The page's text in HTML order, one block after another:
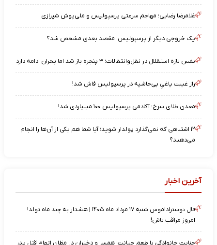
غلامرضا رضایی؛ مهاجم سرعتی پرسپولیس و ملی‌پوش شیرازی
یک خروجی دیگر از پرسپولیس؛ مقصد بعدی مشخص شد؟
نفس تازه استقلال در نقل‌وانتقالات؛ ۳ پنجره باز شد اما بحران ادامه دارد
راز غیبت یاغیِ بی‌حاشیه در پرسپولیس فاش شد!
معدن طلای سرخ؛ آکادمی پرسپولیس ۱۰۰ میلیاردی شد!
۱۲ اشتباهی که نمی‌گذارد پولدار شوید؛ آیا شما هم یکی از آن‌ها را انجام
می‌دهید؟
آخرین اخبار
فال نوستراداموس شنبه ۱۷ مرداد ماه ۱۴۰۵ | هشدار به چند ماه تولد!
امروز مراقب باش!
جنایت خانوادگی با طعم خیانت؛ همسر و دختران در مظان اتهام قتل پدر